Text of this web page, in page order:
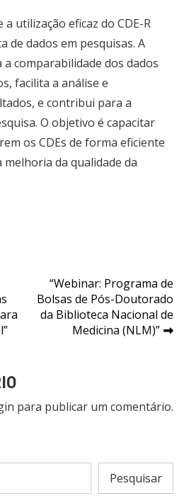
utilização eficaz do CDE-R
de dados em pesquisas. A
comparabilidade dos dados
facilita a análise e
e contribui para a
O objetivo é capacitar
os CDEs de forma eficiente
da qualidade da
“Webinar: Programa de
Bolsas de Pós-Doutorado
da Biblioteca Nacional de
Medicina (NLM)”
para publicar um comentário.
Pesquisar